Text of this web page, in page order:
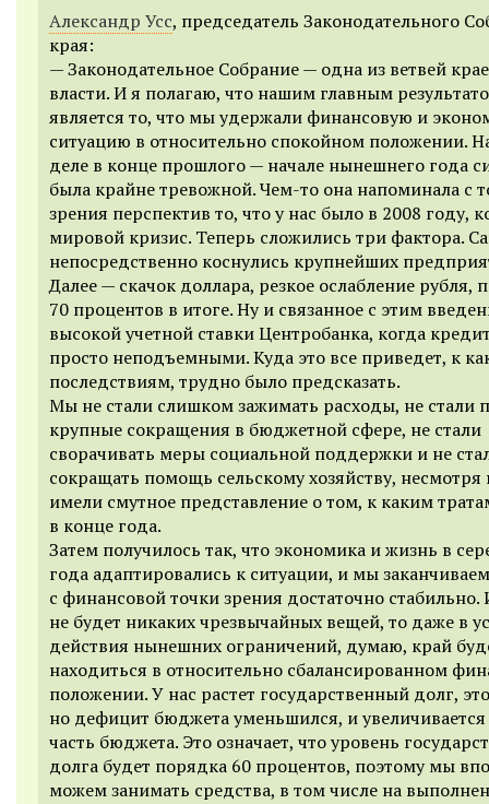
Александр Усс, председатель Законодательного
края:
— Законодательное Собрание — одна из ветвей
власти. И я полагаю, что нашим главным
является то, что мы удержали финансовую и
ситуацию в относительно спокойном положении.
деле в конце прошлого — начале нынешнего года
была крайне тревожной. Чем-то она напоминала с
зрения перспектив то, что у нас было в 2008 году,
мировой кризис. Теперь сложились три фактора.
непосредственно коснулись крупнейших
Далее — скачок доллара, резкое ослабление рубля,
70 процентов в итоге. Ну и связанное с этим
высокой учетной ставки Центробанка, когда
просто неподъемными. Куда это все приведет, к
последствиям, трудно было предсказать.
Мы не стали слишком зажимать расходы, не стали
крупные сокращения в бюджетной сфере, не стали
сворачивать меры социальной поддержки и не
сокращать помощь сельскому хозяйству, несмотря
имели смутное представление о том, к каким
в конце года.
Затем получилось так, что экономика и жизнь в
года адаптировались к ситуации, и мы
с финансовой точки зрения достаточно стабильно.
не будет никаких чрезвычайных вещей, то даже в
действия нынешних ограничений, думаю, край
находиться в относительно сбалансированном
положении. У нас растет государственный долг,
но дефицит бюджета уменьшился, и
часть бюджета. Это означает, что уровень
долга будет порядка 60 процентов, поэтому мы
можем занимать средства, в том числе на